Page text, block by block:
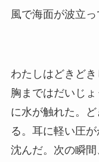
風で海面が波立っ
わたしはどきどき
胸まではだいじ
に水が触れた。
る。耳に軽い圧
沈んだ。次の瞬